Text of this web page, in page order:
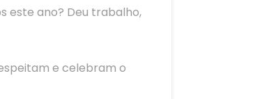
este ano? Deu trabalho,
e celebram o